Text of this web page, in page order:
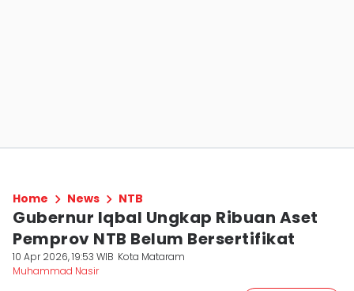
Home News NTB
Gubernur Iqbal Ungkap Ribuan Aset
Pemprov NTB Belum Bersertifikat
10 Apr 2026, 19:53 WIB Kota Mataram
Muhammad Nasir